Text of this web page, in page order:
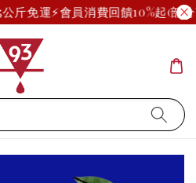
斤免運⚡會員消費回饋10%起(部分